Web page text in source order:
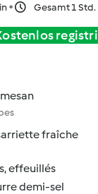
Gesamt 1 Std.
fraîche
effeuillés
demi-sel